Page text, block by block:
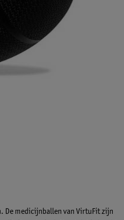
De medicijnballen van VirtuFit zijn